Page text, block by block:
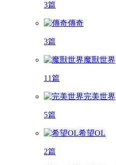
3篇
傳奇
3篇
魔獸世界
11篇
完美世界
5篇
希望OL
2篇